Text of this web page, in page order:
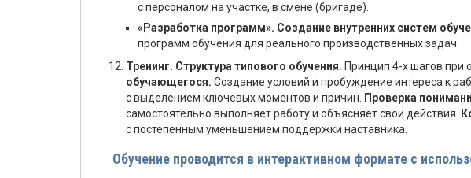
с персоналом на участке, в смене (бригаде).
«Разработка программ». Создание внутренних систем
программ обучения для реального производственных задач.
Тренинг. Структура типового обучения. Принцип 4-х шагов при
обучающегося. Создание условий и пробуждение интереса к
с выделением ключевых моментов и причин.
Проверка
самостоятельно выполняет работу и объясняет свои действия.
с постепенным уменьшением поддержки наставника.
Обучение проводится в интерактивном формате с